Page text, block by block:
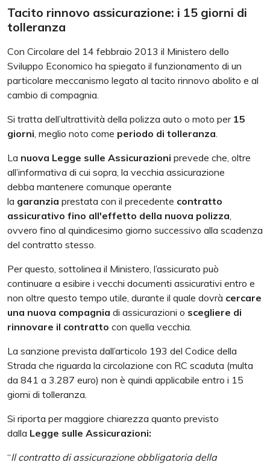
Tacito rinnovo assicurazione: i 15 giorni di
tolleranza
Con Circolare del 14 febbraio 2013 il Ministero dello
Sviluppo Economico ha spiegato il funzionamento di un
particolare meccanismo legato al tacito rinnovo abolito e al
cambio di compagnia.
Si tratta dell’ultrattività della polizza auto o moto per 15
giorni, meglio noto come periodo di tolleranza.
La nuova Legge sulle Assicurazioni prevede che, oltre
all’informativa di cui sopra, la vecchia assicurazione
debba mantenere comunque operante
la garanzia prestata con il precedente contratto
assicurativo fino all'effetto della nuova polizza,
ovvero fino al quindicesimo giorno successivo alla scadenza
del contratto stesso.
Per questo, sottolinea il Ministero, l’assicurato può
continuare a esibire i vecchi documenti assicurativi entro e
non oltre questo tempo utile, durante il quale dovrà cercare
una nuova compagnia di assicurazioni o scegliere di
rinnovare il contratto con quella vecchia.
La sanzione prevista dall’articolo 193 del Codice della
Strada che riguarda la circolazione con RC scaduta (multa
da 841 a 3.287 euro) non è quindi applicabile entro i 15
giorni di tolleranza.
Si riporta per maggiore chiarezza quanto previsto
dalla Legge sulle Assicurazioni:
“Il contratto di assicurazione obbligatoria della